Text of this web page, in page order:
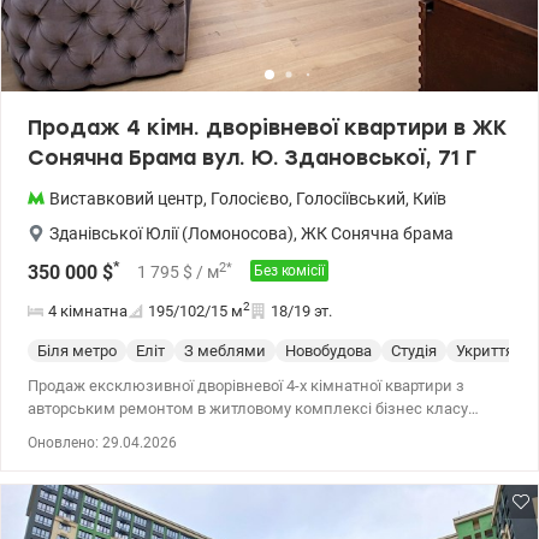
Продаж 4 кімн. дворівневої квартири в ЖК
Сонячна Брама вул. Ю. Здановської, 71 Г
Виставковий центр, Голосієво, Голосіївський, Київ
Зданівської Юлії (Ломоносова), ЖК Сонячна брама
350 000 $* 1 795 $ / м2* Без комісії
4 кімнатна 195/102/15 м2 18/19 эт.
Біля метро Еліт З меблями Новобудова Студія Укриття
Продаж ексклюзивної дворівневої 4-х кімнатної квартири з
авторським ремонтом в житловому комплексі бізнес класу
Планування передбачає: Перший рівень - просторий хол,
вітальня зі столовою зоною та затишною зоною відпочинку
Оновлено: 29.04.2026